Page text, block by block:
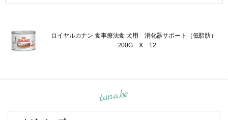
ロイヤルカナン 食事療法食 犬用 消化器サポート（低脂肪）
200G X 12
tuna.be